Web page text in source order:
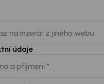
na inzerát z jiného webu
údaje
a příjmení *